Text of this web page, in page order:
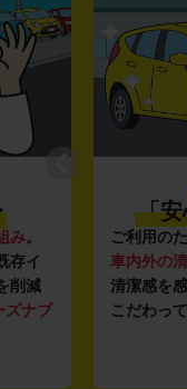
み。
存イ
削減
ズナブ
「
ご利用のた
車内外の
清潔感を
こだわっ